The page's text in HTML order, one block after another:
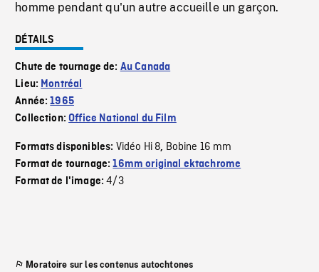
homme pendant qu'un autre accueille un garçon.
DÉTAILS
Chute de tournage de: Au Canada
Lieu: Montréal
Année:1965
Collection:Office National du Film
Formats disponibles: Vidéo Hi 8, Bobine 16 mm
Format de tournage:16mm original ektachrome
Format de l'image:4/3
Moratoire sur les contenus autochtones